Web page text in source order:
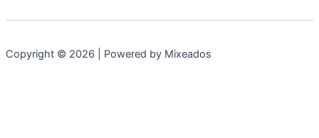
Copyright © 2026 | Powered by Mixeados